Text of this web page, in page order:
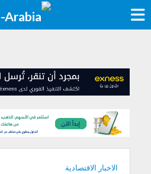
الاخبار الاقتصادية